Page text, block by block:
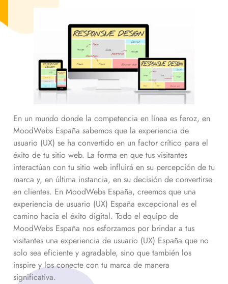
En un mundo donde la competencia en línea es feroz, en
MoodWebs España sabemos que la experiencia de
usuario (UX) se ha convertido en un factor crítico para el
éxito de tu sitio web. La forma en que tus visitantes
interactúan con tu sitio web influirá en su percepción de tu
marca y, en última instancia, en su decisión de convertirse
en clientes. En MoodWebs España, creemos que una
experiencia de usuario (UX) España excepcional es el
camino hacia el éxito digital. Todo el equipo de
MoodWebs España nos esforzamos por brindar a tus
visitantes una experiencia de usuario (UX) España que no
solo sea eficiente y agradable, sino que también los
inspire y los conecte con tu marca de manera
significativa.